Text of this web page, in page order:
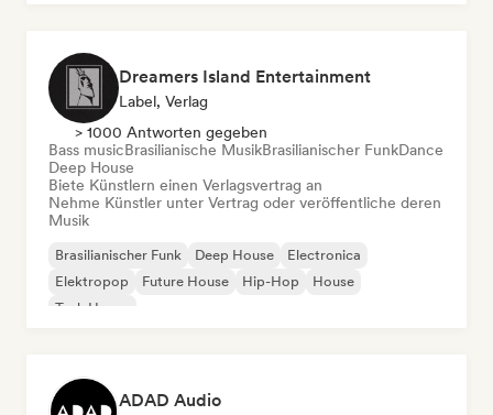
Dreamers Island Entertainment
Label, Verlag
> 1000 Antworten gegeben
Bass musicBrasilianische MusikBrasilianischer FunkDance
Deep House
Biete Künstlern einen Verlagsvertrag an
Nehme Künstler unter Vertrag oder veröffentliche deren
Musik
Brasilianischer Funk Deep House
Electronica
Elektropop
Future House Hip-Hop
House
Tech House
ADAD Audio